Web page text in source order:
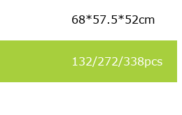
68*57.5*52cm
132/272/338pcs